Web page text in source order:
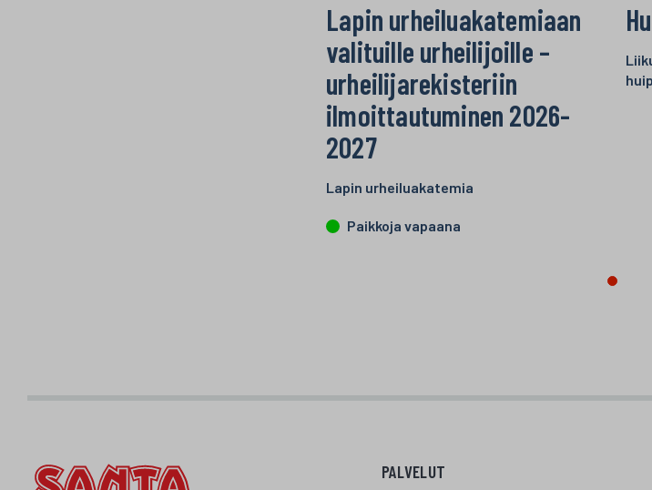
Lapin urheiluakatemiaan
valituille urheilijoille –
urheilijarekisteriin
ilmoittautuminen 2026-
2027
Lapin urheiluakatemia
Paikkoja vapaana
PALVELUT